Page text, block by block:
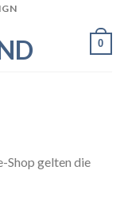
0
Shop gelten die